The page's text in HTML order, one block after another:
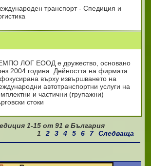
транспорт - Спедиция и
ЛОГ ЕООД е дружество, основано
2004 година. Дейността на фирмата
върху извършването на
автотранспортни услуги на
и частични (групажни)
стоки
1-15от 91 в България
1
2 3 4 5 6 7 Следваща